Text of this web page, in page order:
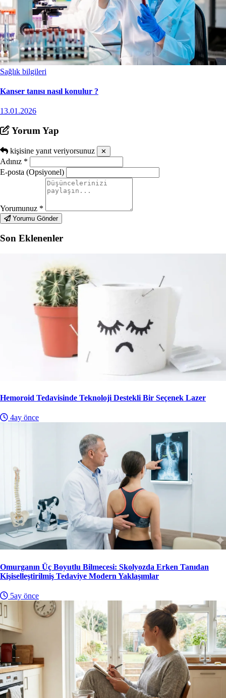
Sağlık bilgileri
Kanser tanısı nasıl konulur ?
13.01.2026
Yorum Yap
kişisine yanıt veriyorsunuz ✕
Adınız *
E-posta (Opsiyonel)
Yorumunuz *
Yorumu Gönder
Son Eklenenler
Hemoroid Tedavisinde Teknoloji Destekli Bir Seçenek Lazer
4ay önce
Omurganın Üç Boyutlu Bilmecesi: Skolyozda Erken Tanıdan
Kişiselleştirilmiş Tedaviye Modern Yaklaşımlar
5ay önce